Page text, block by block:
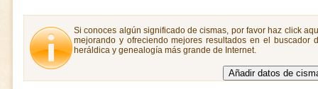
Si conoces algún significado de cismas, por favor haz click
mejorando y ofreciendo mejores resultados en el buscador
heráldica y genealogía más grande de Internet.